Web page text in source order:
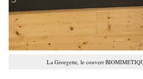
La Georgette, le couvert